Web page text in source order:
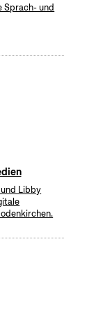
Sprach- und
Libby